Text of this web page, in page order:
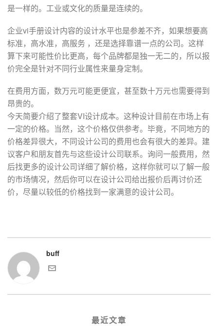
是一样的。工业或文化的质量是连续的。
企业vi手册设计内容的设计水平也是参差不齐，如果想要高
标准，高水准，高服务 ，还是选择靠谱一点的公司。这样
算下来可能性价比更高，每个品牌都是独一无二的，所以报
价完全是针对不同行业属性来量身定制。
在费用方面，数万元可能更便宜，甚至数十万元也需要得到
昂贵的。
今天简要介绍了整套VI设计成本。这种设计目前在市场上有
一定的价格。当然，这个价格仅供参考。毕竟，不同地方的
价格差异很大，不同设计公司的费用也会有很大的差异。建
议客户和朋友首先与这些设计公司联系。询问一般费用，然
后找更多的设计公司详细了解价格，这样你就可以了解一般
的市场情况，然后你可以在设计公司给出报价后再讨价还
价，尽量以较低的价格找到一家满意的设计公司。
buff
最近文章